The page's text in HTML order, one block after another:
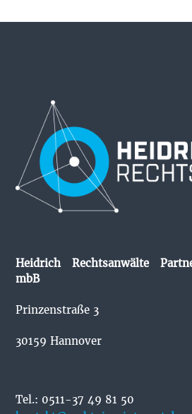
Heidrich Rechtsanwälte
mbB
Prinzenstraße 3
30159 Hannover
Tel.: 0511-37 49 81 50